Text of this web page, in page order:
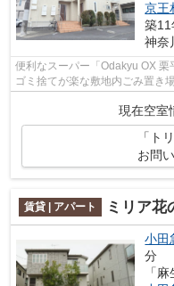
京王
築11
神奈
便利なスーパー「Odakyu OX 栗
ゴミ捨てが楽な敷地内ごみ置き
現在空室
「ト
お問
賃貸 | アパート ミリア花
小田
分
「